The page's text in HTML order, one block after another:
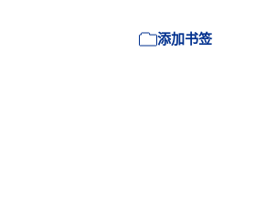
添加书签